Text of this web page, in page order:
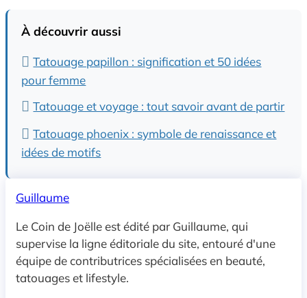
À découvrir aussi
Tatouage papillon : signification et 50 idées
pour femme
Tatouage et voyage : tout savoir avant de partir
Tatouage phoenix : symbole de renaissance et
idées de motifs
Guillaume
Le Coin de Joëlle est édité par Guillaume, qui
supervise la ligne éditoriale du site, entouré d'une
équipe de contributrices spécialisées en beauté,
tatouages et lifestyle.